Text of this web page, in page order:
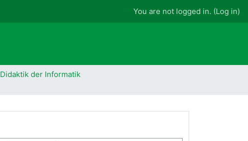
You are not logged in. (Log in)
Didaktik der Informatik